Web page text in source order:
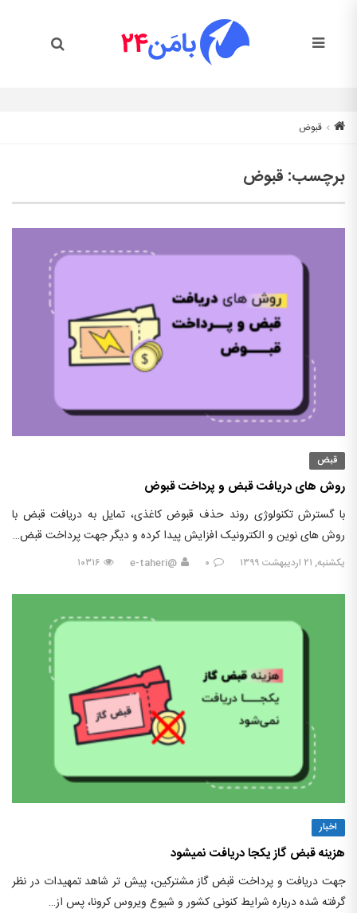
قبوض
برچسب: قبوض
قبض
روش های دریافت قبض و پرداخت قبوض
با گسترش تکنولوژی روند حذف قبوض کاغذی، تمایل به دریافت قبض با
روش های نوین و الکترونیک افزایش پیدا کرده و دیگر جهت پرداخت قبض…
یکشنبه, ۲۱ اردیبهشت ۱۳۹۹ ۰ @e-taheri ۱۰۳۱۶
اخبار
هزینه قبض گاز یکجا دریافت نمیشود
جهت دریافت و پرداخت قبض گاز مشترکین، پیش تر شاهد تمهیدات در نظر
گرفته شده درباره شرایط کنونی کشور و شیوع ویروس کرونا، پس از…